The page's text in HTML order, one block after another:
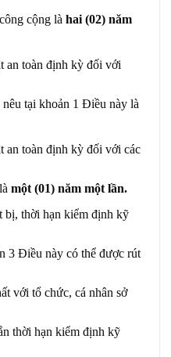
cộng là hai (02) năm
an toàn định kỳ đối với
tại khoản 1 Điều này là
an toàn định kỳ đối với các
một (01) năm một lần.
bị, thời hạn kiểm định kỹ
3 Điều này có thể được rút
với tổ chức, cá nhân sở
thời hạn kiểm định kỹ